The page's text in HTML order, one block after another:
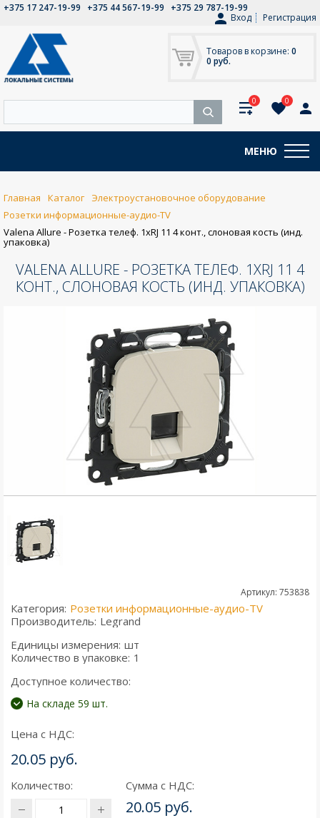
+375 17 247-19-99 +375 44 567-19-99
+375 29 787-19-99
Вход
Регистрация
Товаров в корзине: 0
0 руб.
0 0
МЕНЮ
Главная Каталог
Электроустановочное оборудование
Розетки информационные-аудио-TV
Valena Allure - Розетка телеф. 1хRJ 11 4 конт., слоновая кость (инд.
упаковка)
VALENA ALLURE - РОЗЕТКА ТЕЛЕФ. 1ХRJ 11 4
КОНТ., СЛОНОВАЯ КОСТЬ (ИНД. УПАКОВКА)
Артикул: 753838
Категория: Розетки информационные-аудио-TV
Производитель: Legrand
Единицы измерения: шт
Количество в упаковке: 1
Доступное количество:
На складе 59 шт.
Цена с НДС:
20.05 руб.
Количество: Сумма с НДС:
20.05 руб.